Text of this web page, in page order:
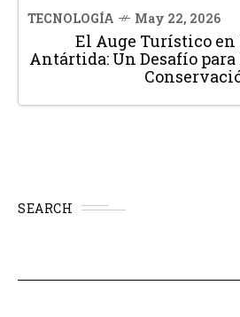
TECNOLOGÍA May 22, 2026
El Auge Turístico en
Antártida: Un Desafío para
SEARCH